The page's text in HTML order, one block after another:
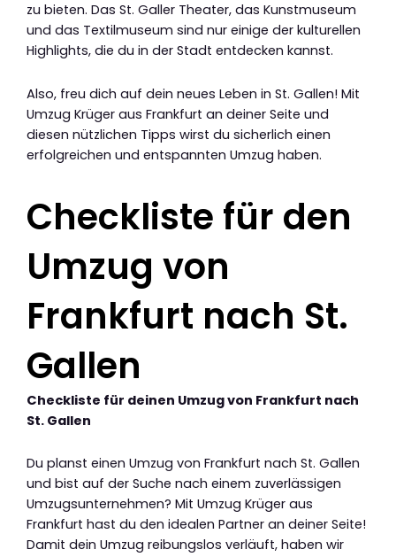
zu bieten. Das St. Galler Theater, das Kunstmuseum
und das Textilmuseum sind nur einige der kulturellen
Highlights, die du in der Stadt entdecken kannst.
Also, freu dich auf dein neues Leben in St. Gallen! Mit
Umzug Krüger aus Frankfurt an deiner Seite und
diesen nützlichen Tipps wirst du sicherlich einen
erfolgreichen und entspannten Umzug haben.
Checkliste für den
Umzug von
Frankfurt nach St.
Gallen
Checkliste für deinen Umzug von Frankfurt nach
St. Gallen
Du planst einen Umzug von Frankfurt nach St. Gallen
und bist auf der Suche nach einem zuverlässigen
Umzugsunternehmen? Mit Umzug Krüger aus
Frankfurt hast du den idealen Partner an deiner Seite!
Damit dein Umzug reibungslos verläuft, haben wir